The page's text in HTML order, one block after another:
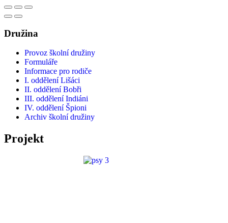
Družina
Provoz školní družiny
Formuláře
Informace pro rodiče
I. oddělení Lišáci
II. oddělení Bobři
III. oddělení Indiáni
IV. oddělení Špioni
Archiv školní družiny
Projekt